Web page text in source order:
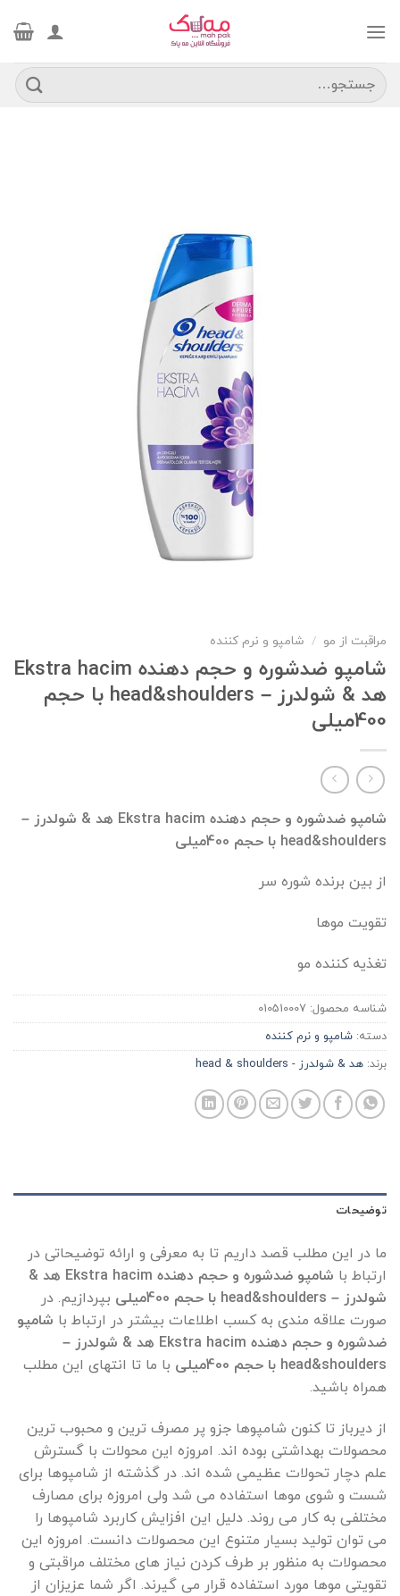
جستجو
برای:
مراقبت از مو / شامپو و نرم کننده
شامپو ضدشوره و حجم دهنده Ekstra hacim
هد & شولدرز – head&shoulders با حجم
400میلی
شامپو ضدشوره و حجم دهنده Ekstra hacim هد & شولدرز –
head&shoulders با حجم 400میلی
از بین برنده شوره سر
تقویت موها
تغذیه کننده مو
شناسه محصول: 010510007
دسته: شامپو و نرم کننده
برند: هد & شولدرز - head & shoulders
توضیحات
ما در این مطلب قصد داریم تا به معرفی و ارائه توضیحاتی در
ارتباط با
شامپو ضدشوره و حجم دهنده Ekstra hacim هد &
شولدرز – head&shoulders با حجم 400میلی
بپردازیم. در
صورت علاقه مندی به کسب اطلاعات بیشتر در ارتباط با شامپو
ضدشوره و حجم دهنده Ekstra hacim هد & شولدرز –
head&shoulders با حجم 400میلی
با ما تا انتهای این مطلب
همراه باشید.
از دیرباز تا کنون شامپوها جزو پر مصرف ترین و محبوب ترین
محصولات بهداشتی بوده اند. امروزه این محولات با گسترش
علم دچار تحولات عظیمی شده اند. در گذشته از شامپوها برای
شست و شوی موها استفاده می شد ولی امروزه برای مصارف
مختلفی به کار می روند. دلیل این افزایش کاربرد شامپوها را
می توان تولید بسیار متنوع این محصولات دانست. امروزه این
محصولات به منظور بر طرف کردن نیاز های مختلف مراقبتی و
تقویتی موها مورد استفاده قرار می گیرند. اگر شما عزیزان از